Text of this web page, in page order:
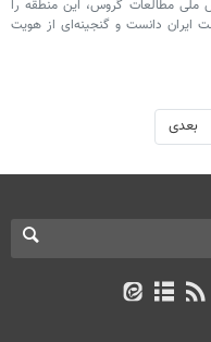
مطالعات گروس، این منطقه را
ایران دانست و گنجینه‌ای از هویت
بعدی